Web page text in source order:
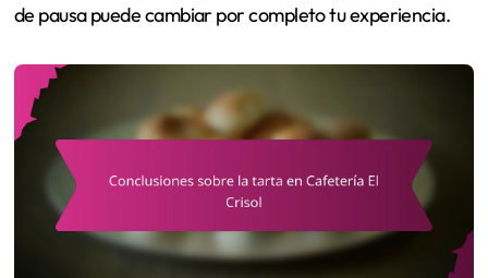
de pausa puede cambiar por completo tu experiencia.